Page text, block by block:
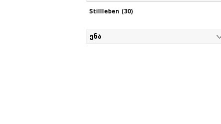
Stillleben (30)
ენა